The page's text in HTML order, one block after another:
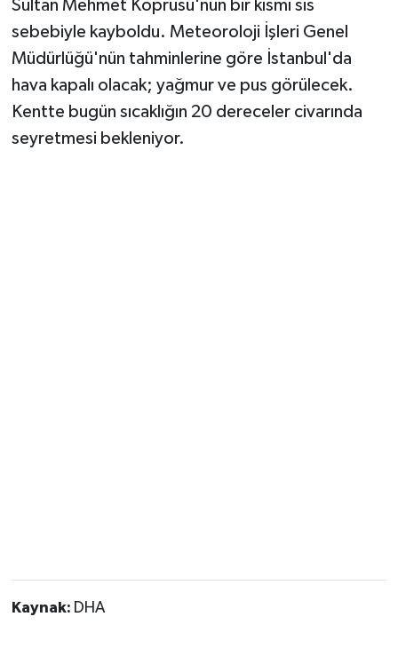
Sultan Mehmet Köprüsü'nün bir kısmı sis
sebebiyle kayboldu. Meteoroloji İşleri Genel
Müdürlüğü'nün tahminlerine göre İstanbul'da
hava kapalı olacak; yağmur ve pus görülecek.
Kentte bugün sıcaklığın 20 dereceler civarında
seyretmesi bekleniyor.
Kaynak: DHA